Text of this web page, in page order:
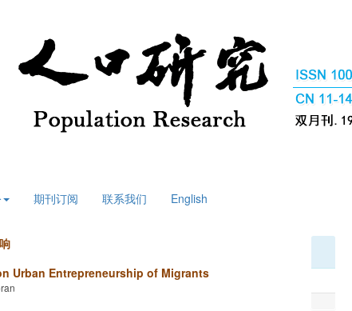
期刊订阅 联系我们 English
Urban Entrepreneurship of Migrants